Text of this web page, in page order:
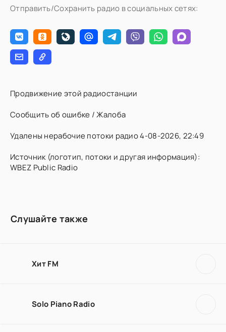
Отправить/Сохранить радио в социальных сетях:
Продвижение этой радиостанции
Сообщить об ошибке / Жалоба
Удалены нерабочие потоки радио 4-08-2026, 22:49
Источник (логотип, потоки и другая информация):
WBEZ Public Radio
Слушайте также
Хит FM
Solo Piano Radio